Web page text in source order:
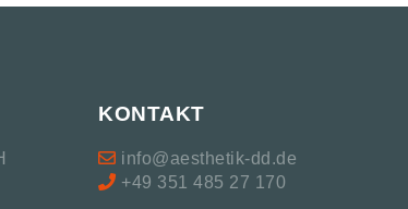
KONTAKT
info@aesthetik-dd.de
+49 351 485 27 170